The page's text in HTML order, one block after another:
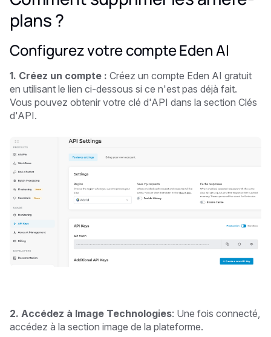
plans ?
Configurez votre compte Eden AI
1. Créez un compte : Créez un compte Eden AI gratuit
en utilisant le lien ci-dessous si ce n'est pas déjà fait.
Vous pouvez obtenir votre clé d'API dans la section Clés
d'API.
2. Accédez à Image Technologies: Une fois connecté,
accédez à la section image de la plateforme.